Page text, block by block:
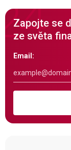
Zapojte se
ze světa
Email: